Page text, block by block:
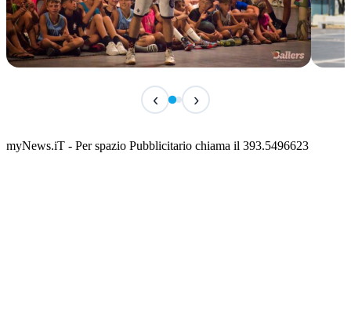
Classic Contest 3vs3 Memorial Michele
📅 6 Agosto 2026 · 09:00 · 📍 Lungomare C. Colombo
‹ ›
myNews.iT - Per spazio Pubblicitario chiama il 393.5496623